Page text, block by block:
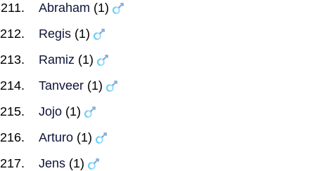
Abraham (1)
Regis (1)
Ramiz (1)
Tanveer (1)
Jojo (1)
Arturo (1)
Jens (1)